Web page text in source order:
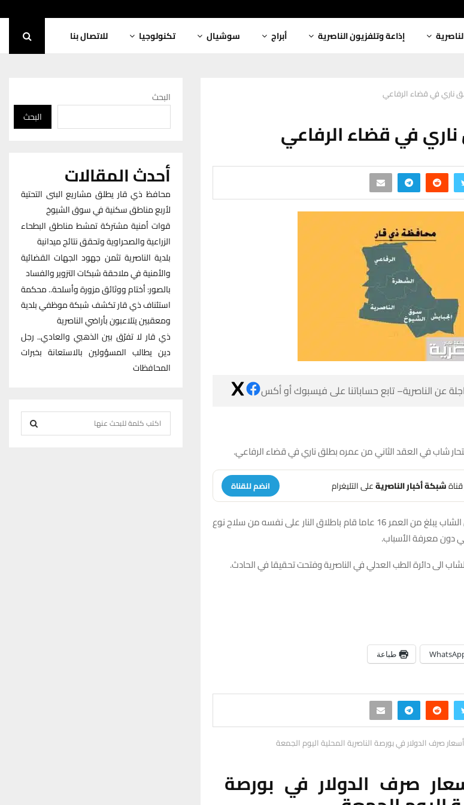
إذاعة وتلفزيون الناصرية أبراج سوشيال تكنولوجيا للاتصال بنا
ناري في قضاء الرفاعي
في قضاء الرفاعي
عن الناصرية– تابع حساباتنا على فيسبوك أو أكس
شاب في العقد الثاني من عمره بطلق ناري في قضاء الرفاعي.
شبكة أخبار الناصريةعلى التليغرام انضم للقناة
وقال المصدر لشبكة اخبار الناصرية ان الشاب يبلغ من العمر 16 عاما قام باطلاق النار على نفسه من سلاح نوع
دون معرفة الأسباب.
الى دائرة الطب العدلي في الناصرية وفتحت تحقيقا في الحادث.
طباعة
صرف الدولار في بورصة الناصرية المحلية اليوم الجمعة
صرف الدولار في بورصة
البحث
البحث
أحدث المقالات
محافظ ذي قار يطلق مشاريع البنى التحتية
لأربع مناطق سكنية في سوق الشيوخ
قوات أمنية مشتركة تمشط مناطق البطحاء
الزراعية والصحراوية وتحقق نتائج ميدانية
بلدية الناصرية تثمن جهود الجهات القضائية
والأمنية في ملاحقة شبكات التزوير والفساد
بالصور: أختام ووثائق مزورة وأسلحة.. محكمة
استئناف ذي قار تكشف شبكة موظفي بلدية
ومعقبين يتلاعبون بأراضي الناصرية
ذي قار لا تفرّق بين الذهبي والعادي.. رجل
دين يطالب المسؤولين بالاستعانة بخبرات
المحافظات
e